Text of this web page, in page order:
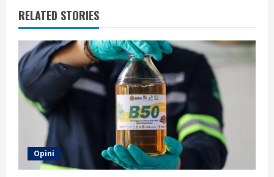
RELATED STORIES
Opini